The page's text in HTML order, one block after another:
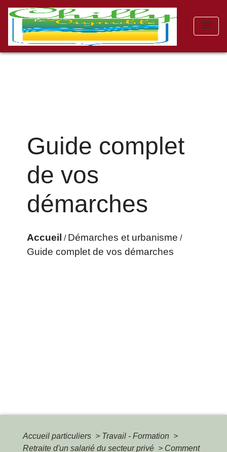
menu
Guide complet
de vos
démarches
Accueil / Démarches et urbanisme /
Guide complet de vos démarches
Accueil particuliers > Travail - Formation >
Retraite d'un salarié du secteur privé > Comment